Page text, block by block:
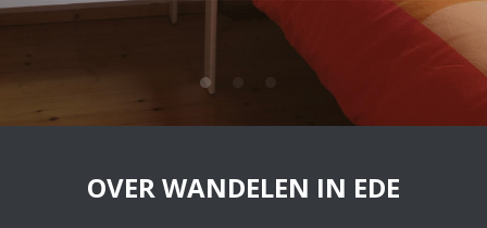
OVER WANDELEN IN EDE